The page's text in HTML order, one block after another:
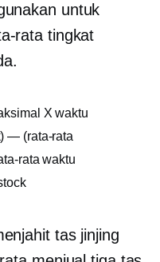
untuk
rata tingkat
X waktu
— (rata-rata
rata waktu
tas jinjing